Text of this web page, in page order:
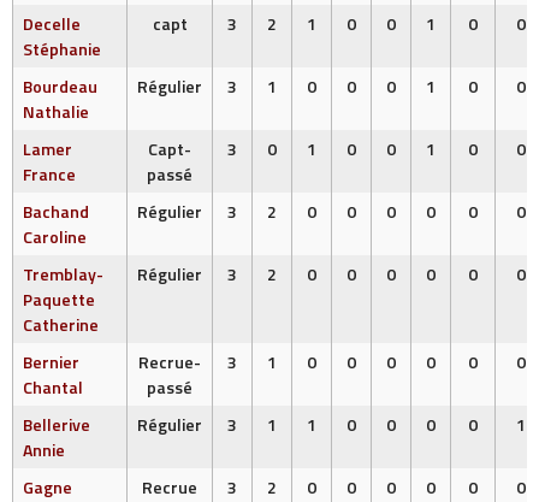
Decelle
Stéphanie
capt 3 2 1 0 0 1 0 0
Bourdeau
Nathalie
Régulier 3 1 0 0 0 1 0 0
Lamer
France
Capt-
passé
3 0 1 0 0 1 0 0
Bachand
Caroline
Régulier 3 2 0 0 0 0 0 0
Tremblay-
Paquette
Catherine
Régulier 3 2 0 0 0 0 0 0
Bernier
Chantal
Recrue-
passé
3 1 0 0 0 0 0 0
Bellerive
Annie
Régulier 3 1 1 0 0 0 0 1
Gagne
Recrue 3 2 0 0 0 0 0 0